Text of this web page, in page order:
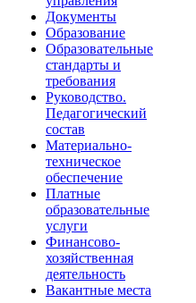
Документы
Образование
Образовательные
стандарты и
требования
Руководство.
Педагогический
состав
Материально-
техническое
обеспечение
Платные
образовательные
услуги
Финансово-
хозяйственная
деятельность
Вакантные места